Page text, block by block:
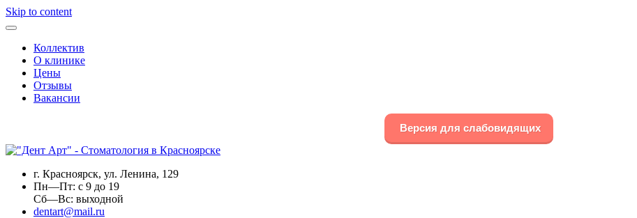
Skip to content
Коллектив
О клинике
Цены
Отзывы
Вакансии
Версия для слабовидящих
г. Красноярск, ул. Ленина, 129
Пн—Пт: с 9 до 19
Сб—Вс: выходной
dentart@mail.ru